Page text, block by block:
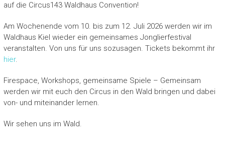
auf die Circus143 Waldhaus Convention!
Am Wochenende vom 10. bis zum 12. Juli 2026 werden wir im
Waldhaus Kiel wieder ein gemeinsames Jonglierfestival
veranstalten. Von uns für uns sozusagen. Tickets bekommt ihr
hier.
Firespace, Workshops, gemeinsame Spiele – Gemeinsam
werden wir mit euch den Circus in den Wald bringen und dabei
von- und miteinander lernen.
Wir sehen uns im Wald.